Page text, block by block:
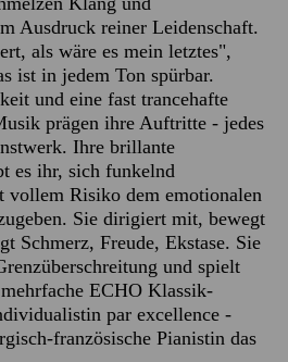
Ausdruck reiner Leidenschaft.
als wäre es mein letztes",
ist in jedem Ton spürbar.
und eine fast trancehafte
prägen ihre Auftritte - jedes
Ihre brillante
es ihr, sich funkelnd
vollem Risiko dem emotionalen
Sie dirigiert mit, bewegt
Schmerz, Freude, Ekstase. Sie
und spielt
ECHO Klassik-
par excellence -
französische Pianistin das